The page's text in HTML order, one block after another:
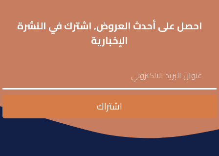
احصل على أحدث العروض, اشترك في النشرة
الإخبارية
اشتراك